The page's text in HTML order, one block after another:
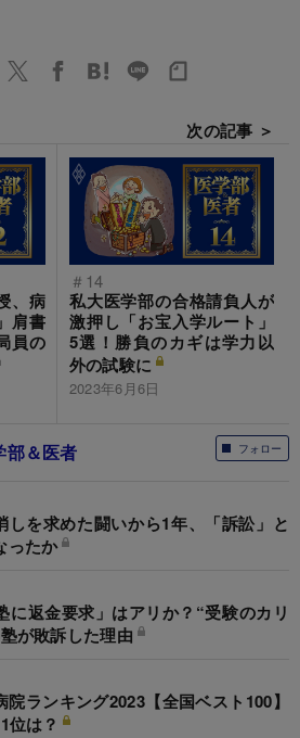
、病
肩書
員の
次の記事 ＞
＃14
私大医学部の合格請負人が
激押し「お宝入学ルート」
5選！勝負のカギは学力以
外の試験に
2023年6月6日
フォロー
部＆医者
を求めた闘いから1年、「訴訟」と
ったか
に返金要求」はアリか？“受験のカリ
が敗訴した理由
ランキング2023【全国ベスト100】
位は？